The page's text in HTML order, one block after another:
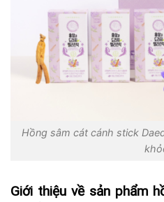
Hồng sâm cát cánh stick
Giới thiệu về sản phẩm